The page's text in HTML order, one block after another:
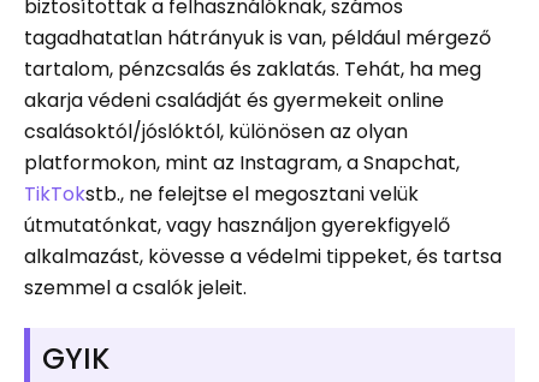
biztosítottak a felhasználóknak, számos
tagadhatatlan hátrányuk is van, például mérgező
tartalom, pénzcsalás és zaklatás. Tehát, ha meg
akarja védeni családját és gyermekeit online
csalásoktól/jóslóktól, különösen az olyan
platformokon, mint az Instagram, a Snapchat,
TikTokstb., ne felejtse el megosztani velük
útmutatónkat, vagy használjon gyerekfigyelő
alkalmazást, kövesse a védelmi tippeket, és tartsa
szemmel a csalók jeleit.
GYIK